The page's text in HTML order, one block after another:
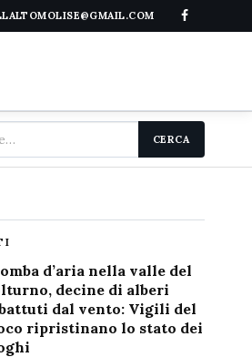
CERCA
d’aria nella valle del
decine di alberi
dal vento: Vigili del
ripristinano lo stato dei